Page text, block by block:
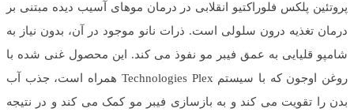
پروتئین پلکس فلوراکتیو انقلابی در درمان موهای آسیب دیده مبتنی بر
درمان تغذیه درون سلولی است. ذرات نانو موجود در آن، بدون نیاز به
شامپو قلیایی به عمق فیبر مو نفوذ می کند. این محصول غنی شده با
روغن اوجون که با سیستم Technologies Plex همراه است، جذب آب
بدن را تقویت می کند و به بازسازی فیبر مو کمک می کند و در نتیجه